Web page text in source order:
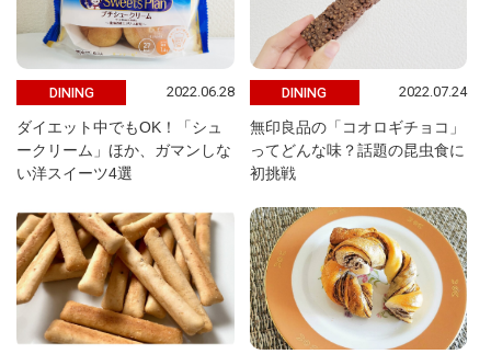
DINING 2022.06.28
ダイエット中でもOK！「シュ
ークリーム」ほか、ガマンしな
い洋スイーツ4選
DINING 2022.07.24
無印良品の「コオロギチョコ」
ってどんな味？話題の昆虫食に
初挑戦